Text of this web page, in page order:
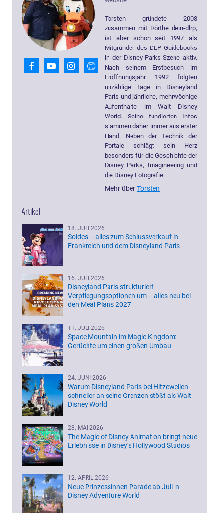
Torsten gründete 2008
zusammen mit Dörthe dein-dlrp,
ist aber schon seit 1997 als
Mitgründer des DLP Guidebooks
in der Disney-Parks-Szene aktiv.
Nach seinem Erstbesuch im
Eröffnungsjahr 1992 folgten
unzählige Tage in Disneyland
Paris und jährliche, mehrwöchige
Aufenthalte im Walt Disney
World. Seine fundierten Infos
stammen daher immer aus erster
Hand. Neben der Technik der
Portale schlägt sein Herz
besonders für die Geschichte der
Disney Parks, Imagineering und
die Disney Fotografie.
Mehr überTorsten
Artikel
18. JULI 2026
Soldes – alles zum Schlussverkauf in
Frankreich und dem Disneyland Paris
16. JULI 2026
Disneyland Paris strukturiert
Verpflegungsoptionen um – alles neu bei
den Meal Plans 2027
11. JULI 2026
Space Mountain im Magic Kingdom:
Gerüchte um einen großen Umbau
24. JUNI 2026
Warum Disneyland Paris bei Hitzewellen
schneller an seine Grenzen stößt als Walt
Disney World
28. MAI 2026
The Magic of Disney Animation bringt neue
Erlebnisse in Disney’s Hollywood Studios
12. APRIL 2026
Neue Prinzessinnen Parade ab Juli in
Disney Adventure World